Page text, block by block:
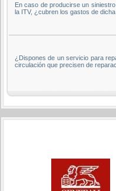
En caso de producirse un
la ITV, ¿cubren los gastos de
¿Dispones de un servicio para
circulación que precisen de